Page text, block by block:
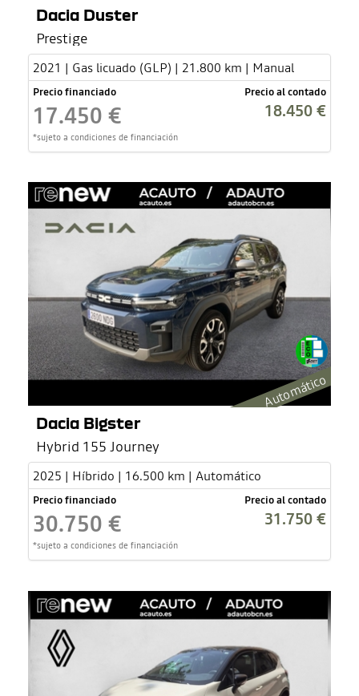
Dacia Duster
Prestige
2021 | Gas licuado (GLP) | 21.800 km | Manual
Precio financiado
17.450 €
*sujeto a condiciones de financiación
Precio al contado
18.450 €
Automático
Dacia Bigster
Hybrid 155 Journey
2025 | Híbrido | 16.500 km | Automático
Precio financiado
30.750 €
*sujeto a condiciones de financiación
Precio al contado
31.750 €